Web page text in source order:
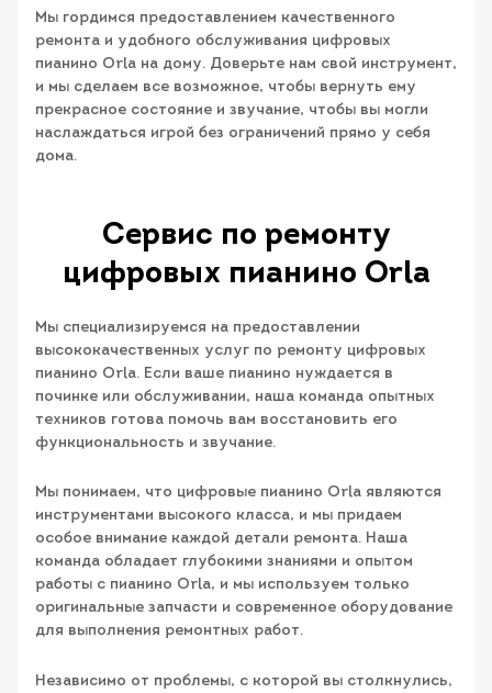
Мы гордимся предоставлением качественного
ремонта и удобного обслуживания цифровых
пианино Orla на дому. Доверьте нам свой инструмент,
и мы сделаем все возможное, чтобы вернуть ему
прекрасное состояние и звучание, чтобы вы могли
наслаждаться игрой без ограничений прямо у себя
дома.
Сервис по ремонту
цифровых пианино Orla
Мы специализируемся на предоставлении
высококачественных услуг по ремонту цифровых
пианино Orla. Если ваше пианино нуждается в
починке или обслуживании, наша команда опытных
техников готова помочь вам восстановить его
функциональность и звучание.
Мы понимаем, что цифровые пианино Orla являются
инструментами высокого класса, и мы придаем
особое внимание каждой детали ремонта. Наша
команда обладает глубокими знаниями и опытом
работы с пианино Orla, и мы используем только
оригинальные запчасти и современное оборудование
для выполнения ремонтных работ.
Независимо от проблемы, с которой вы столкнулись,